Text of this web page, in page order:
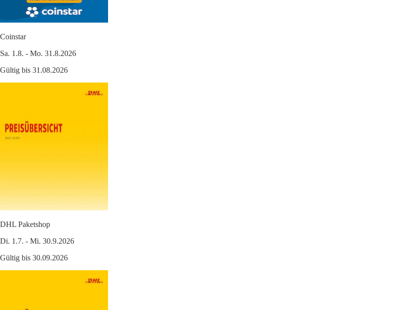
Coinstar
Sa. 1.8. - Mo. 31.8.2026
Gültig bis 31.08.2026
DHL Paketshop
Di. 1.7. - Mi. 30.9.2026
Gültig bis 30.09.2026